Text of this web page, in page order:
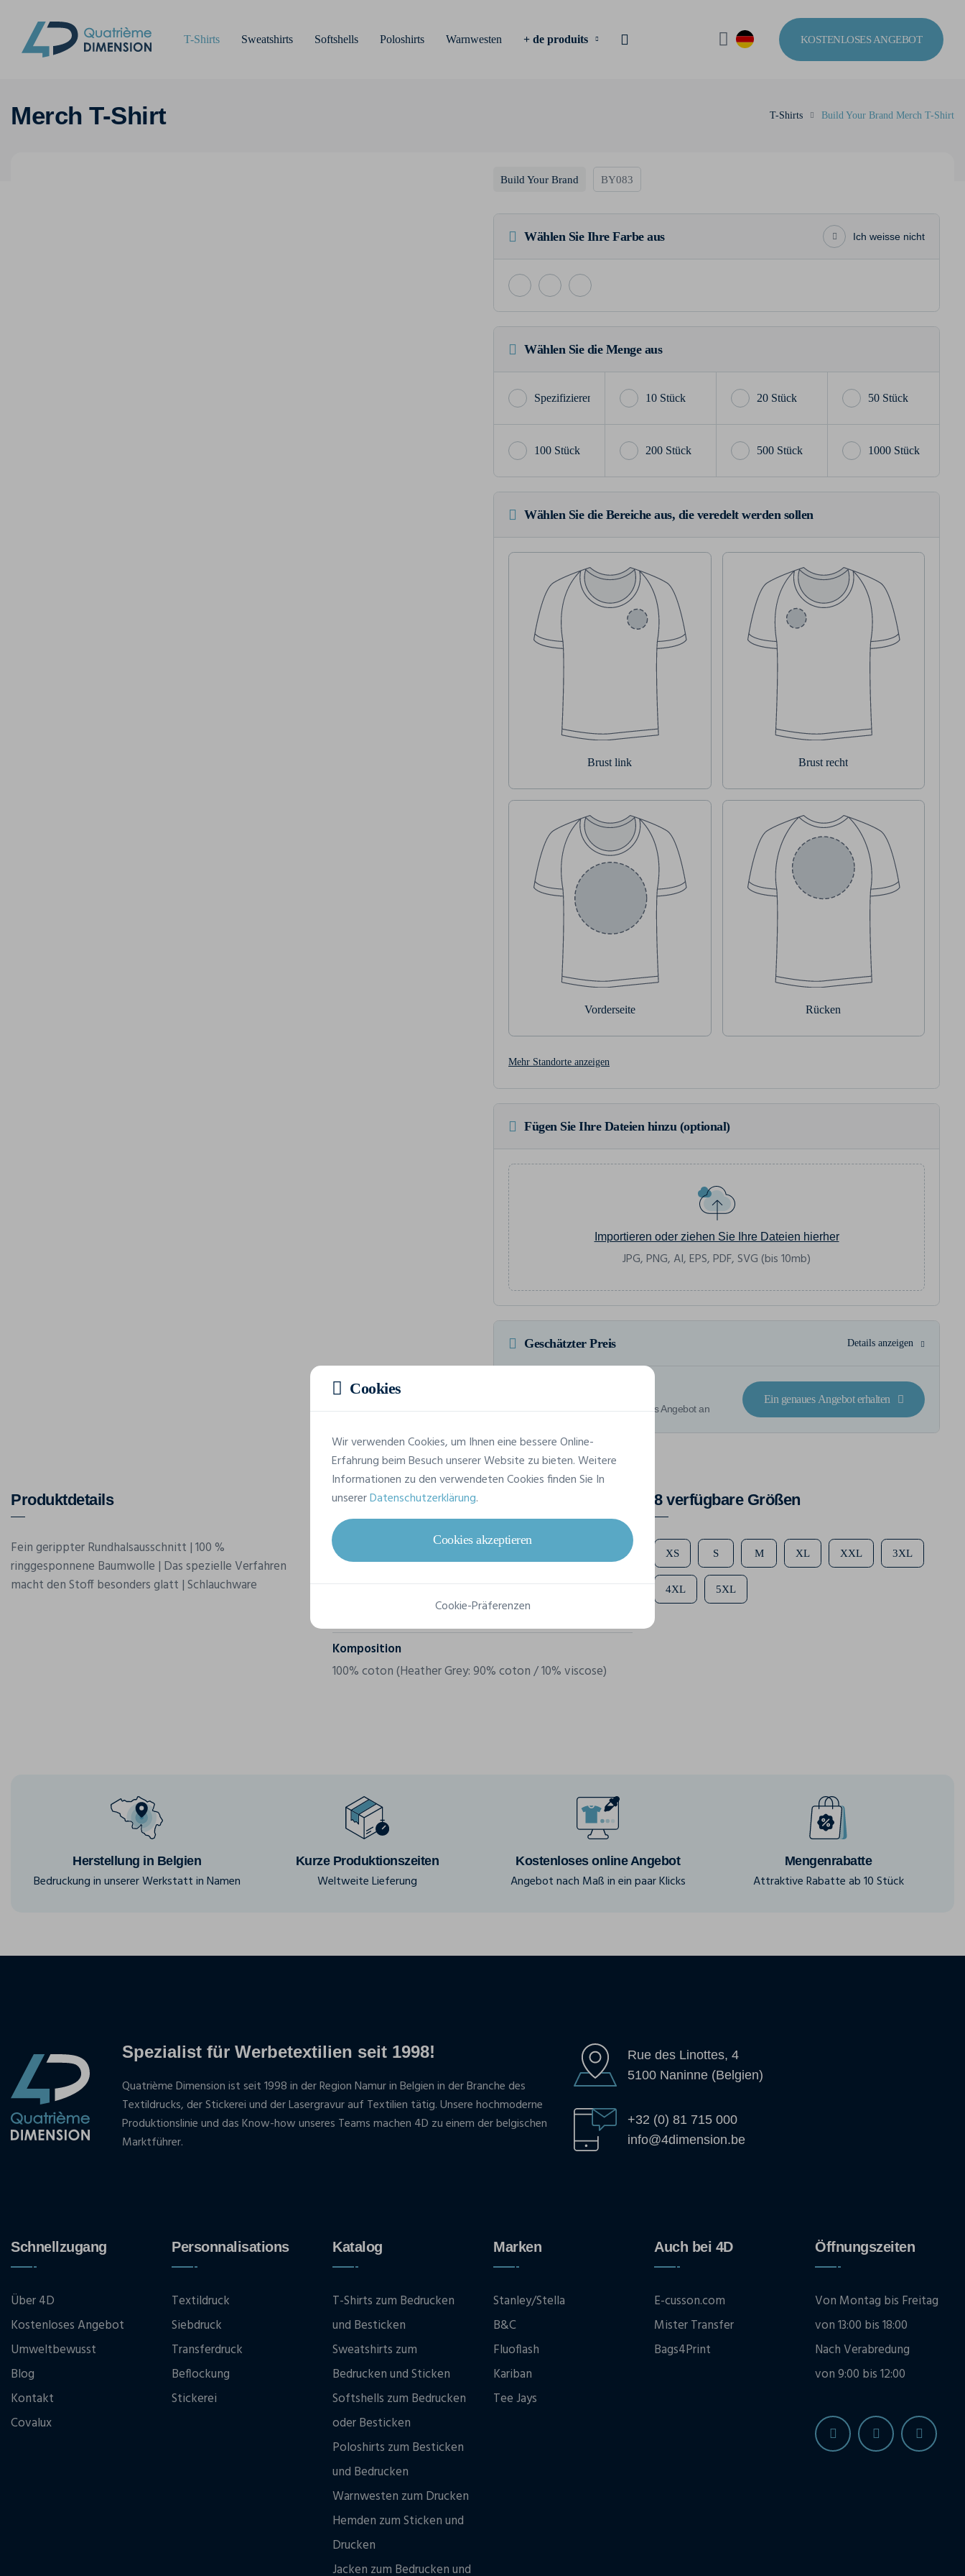
T-Shirts Sweatshirts Softshells Poloshirts Warnwesten + de produits KOSTENLOSES ANGEBOT
Merch T-Shirt T-Shirts Build Your Brand Merch T-Shirt
Build Your Brand BY083
Wählen Sie Ihre Farbe aus Ich weisse nicht
Wählen Sie die Menge aus
10 Stück 20 Stück 50 Stück
100 Stück 200 Stück 500 Stück 1000 Stück
Wählen Sie die Bereiche aus, die veredelt werden sollen
Brust link Brust recht
Vorderseite Rücken
Mehr Standorte anzeigen
Fügen Sie Ihre Dateien hinzu (optional)
Importieren oder ziehen Sie Ihre Dateien hierher
JPG, PNG, AI, EPS, PDF, SVG (bis 10mb)
Geschätzter Preis Details anzeigen
Fordern Sie Ihr maßgeschneidertes Angebot an
Ein genaues Angebot erhalten
Produktdetails
Fein gerippter Rundhalsausschnitt | 100 %
ringgesponnene Baumwolle | Das spezielle Verfahren
macht den Stoff besonders glatt | Schlauchware
Merkmale
Marke
Build Your Brand
Referenz
BY083
Komposition
100% coton (Heather Grey: 90% coton / 10% viscose)
8 verfügbare Größen
XS S M XL XXL 3XL
4XL 5XL
Herstellung in Belgien
Bedruckung in unserer Werkstatt in Namen
Kurze Produktionszeiten
Weltweite Lieferung
Kostenloses online Angebot
Angebot nach Maß in ein paar Klicks
Mengenrabatte
Attraktive Rabatte ab 10 Stück
Spezialist für Werbetextilien seit 1998!
Quatrième Dimension ist seit 1998 in der Region Namur in Belgien in der Branche des
Textildrucks, der Stickerei und der Lasergravur auf Textilien tätig. Unsere hochmoderne
Produktionslinie und das Know-how unseres Teams machen 4D zu einem der belgischen
Marktführer.
Rue des Linottes, 4
5100 Naninne (Belgien)
+32 (0) 81 715 000
info@4dimension.be
Schnellzugang
Über 4D
Kostenloses Angebot
Umweltbewusst
Blog
Kontakt
Covalux
Personnalisations
Textildruck
Siebdruck
Transferdruck
Beflockung
Stickerei
Katalog
T-Shirts zum Bedrucken
und Besticken
Sweatshirts zum
Bedrucken und Sticken
Softshells zum Bedrucken
oder Besticken
Poloshirts zum Besticken
und Bedrucken
Warnwesten zum Drucken
Hemden zum Sticken und
Drucken
Jacken zum Bedrucken und
Marken
Stanley/Stella
B&C
Fluoflash
Kariban
Tee Jays
Auch bei 4D
E-cusson.com
Mister Transfer
Bags4Print
Öffnungszeiten
Von Montag bis Freitag
von 13:00 bis 18:00
Nach Verabredung
von 9:00 bis 12:00
Cookies
Wir verwenden Cookies, um Ihnen eine bessere Online-
Erfahrung beim Besuch unserer Website zu bieten. Weitere
Informationen zu den verwendeten Cookies finden Sie In
unsererDatenschutzerklärung.
Cookies akzeptieren
Cookie-Präferenzen